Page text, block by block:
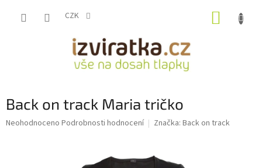
CZK
Back on track Maria tričko
Průměrné
Neohodnoceno Podrobnosti hodnocení Značka: Back on track